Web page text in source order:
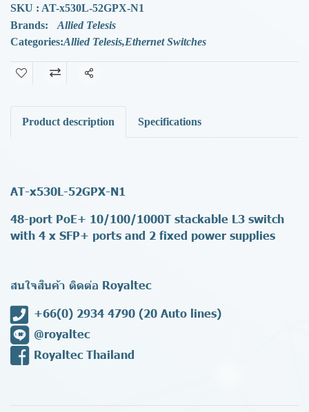
SKU : AT-x530L-52GPX-N1
Brands:
Allied Telesis
Categories:Allied Telesis,Ethernet Switches
Share
Product description Specifications
AT-x530L-52GPX-N1
48-port PoE+ 10/100/1000T stackable L3 switch
with 4 x SFP+ ports and 2 fixed power supplies
สนใจสินค้า ติดต่อ Royaltec
+66(0) 2934 4790 (20 Auto lines)
@royaltec
Royaltec Thailand